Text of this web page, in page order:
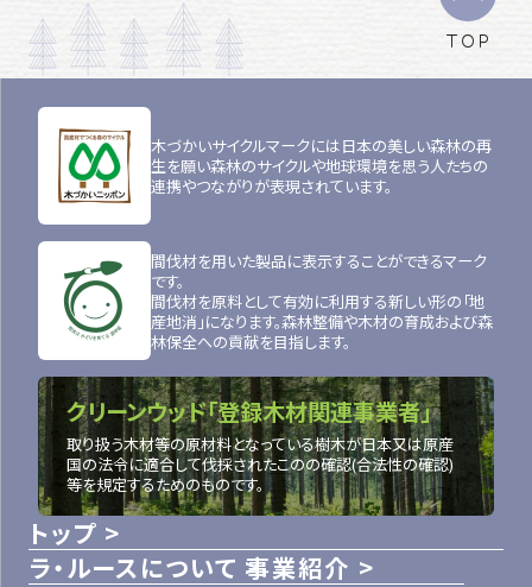
TOP
トップ
ラ・ルースについて 事業紹介
木づかいサイクルマークには日本の美しい森林の再
生を願い森林のサイクルや地球環境を思う人たちの
連携やつながりが表現されています。
間伐材を用いた製品に表示することができるマーク
です。
間伐材を原料として有効に利用する新しい形の「地
産地消」になります。森林整備や木材の育成および森
林保全への貢献を目指します。
クリーンウッド「登録木材関連事業者」
取り扱う木材等の原材料となっている樹木が日本又は原産
国の法令に適合して伐採されたこのの確認(合法性の確認)
等を規定するためのものです。